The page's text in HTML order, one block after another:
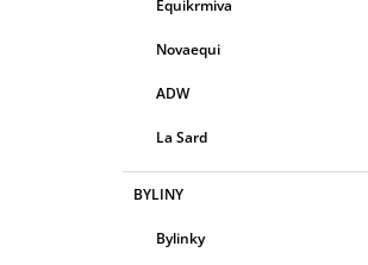
Equikrmiva
Novaequi
ADW
La Sard
BYLINY
Bylinky
580 Kč